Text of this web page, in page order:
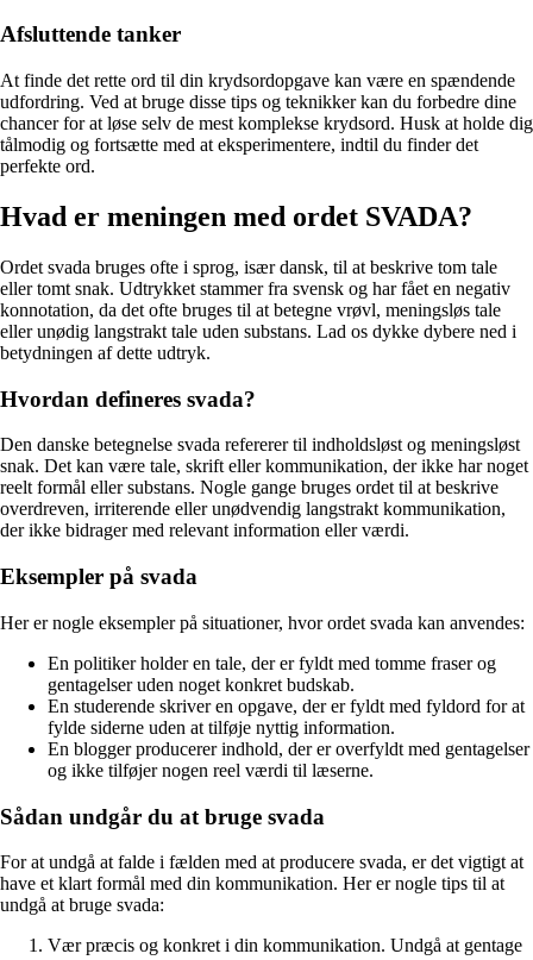
Afsluttende tanker
At finde det rette ord til din krydsordopgave kan være en spændende
udfordring. Ved at bruge disse tips og teknikker kan du forbedre dine
chancer for at løse selv de mest komplekse krydsord. Husk at holde dig
tålmodig og fortsætte med at eksperimentere, indtil du finder det
perfekte ord.
Hvad er meningen med ordet SVADA?
Ordet svada bruges ofte i sprog, især dansk, til at beskrive tom tale
eller tomt snak. Udtrykket stammer fra svensk og har fået en negativ
konnotation, da det ofte bruges til at betegne vrøvl, meningsløs tale
eller unødig langstrakt tale uden substans. Lad os dykke dybere ned i
betydningen af dette udtryk.
Hvordan defineres svada?
Den danske betegnelse svada refererer til indholdsløst og meningsløst
snak. Det kan være tale, skrift eller kommunikation, der ikke har noget
reelt formål eller substans. Nogle gange bruges ordet til at beskrive
overdreven, irriterende eller unødvendig langstrakt kommunikation,
der ikke bidrager med relevant information eller værdi.
Eksempler på svada
Her er nogle eksempler på situationer, hvor ordet svada kan anvendes:
En politiker holder en tale, der er fyldt med tomme fraser og
gentagelser uden noget konkret budskab.
En studerende skriver en opgave, der er fyldt med fyldord for at
fylde siderne uden at tilføje nyttig information.
En blogger producerer indhold, der er overfyldt med gentagelser
og ikke tilføjer nogen reel værdi til læserne.
Sådan undgår du at bruge svada
For at undgå at falde i fælden med at producere svada, er det vigtigt at
have et klart formål med din kommunikation. Her er nogle tips til at
undgå at bruge svada:
Vær præcis og konkret i din kommunikation. Undgå at gentage